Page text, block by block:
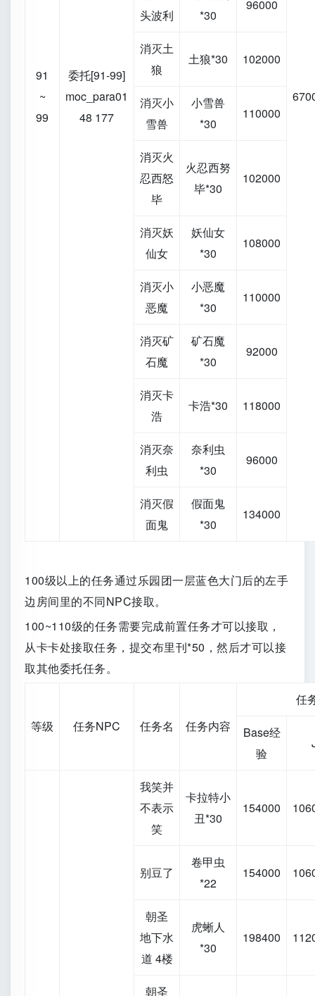
91
~
99
委托[91-99]
moc_para01
48 177
头波利
*30
96000
消灭土
狼
土狼*30 102000
消灭小
雪兽
小雪兽
*30
110000
消灭火
忍西怒
毕
火忍西努
毕*30
102000
消灭妖
仙女
妖仙女
*30
108000
消灭小
恶魔
小恶魔
*30
110000
消灭矿
石魔
矿石魔
*30
92000
消灭卡
浩
卡浩*30 118000
消灭奈
利虫
奈利虫
*30
96000
消灭假
面鬼
假面鬼
*30
134000
100级以上的任务通过乐园团一层蓝色大门后的左手
边房间里的不同NPC接取。
100~110级的任务需要完成前置任务才可以接取，
从卡卡处接取任务，提交布里刊*50，然后才可以接
取其他委托任务。
等级 任务NPC 任务名 任务内容
任
Base经
验
我笑并
不表示
笑
卡拉特小
丑*30
154000
别豆了
卷甲虫
*22
154000
朝圣
地下水
道 4楼
虎蜥人
*30
198400
朝圣